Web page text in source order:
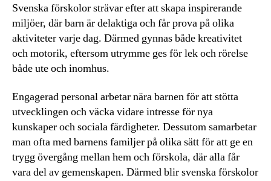
Svenska förskolor strävar efter att skapa inspirerande
miljöer, där barn är delaktiga och får prova på olika
aktiviteter varje dag. Därmed gynnas både kreativitet
och motorik, eftersom utrymme ges för lek och rörelse
både ute och inomhus.
Engagerad personal arbetar nära barnen för att stötta
utvecklingen och väcka vidare intresse för nya
kunskaper och sociala färdigheter. Dessutom samarbetar
man ofta med barnens familjer på olika sätt för att ge en
trygg övergång mellan hem och förskola, där alla får
vara del av gemenskapen. Därmed blir svenska förskolor